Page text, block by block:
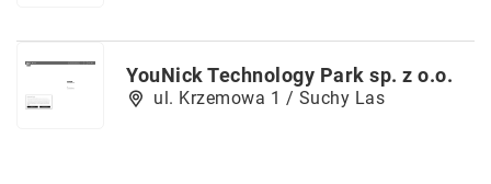
YouNick Technology Park sp. z o.o.
ul. Krzemowa 1 / Suchy Las